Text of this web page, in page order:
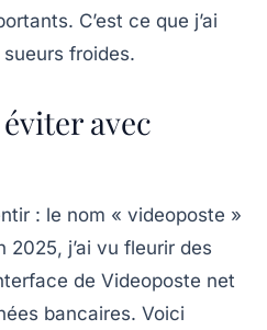
C’est ce que j’ai
froides.
avec
: le nom « videoposte »
2025, j’ai vu fleurir des
de Videoposte net
bancaires. Voici